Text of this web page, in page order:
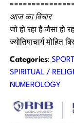
आज का विचार
जो हो रहा है जैसा हो
ज्योतिषाचार्य मोहित
Categories:
SPIRITUAL /
NUMEROLOGY